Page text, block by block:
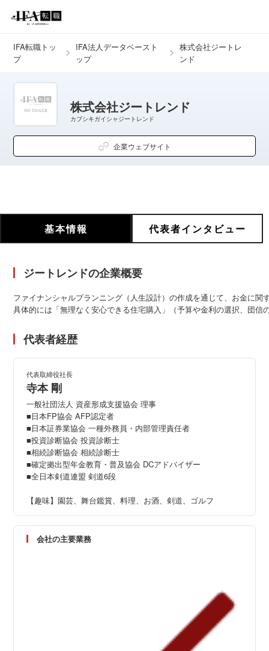
IFA転職トッ
プ
IFA法人データベースト
ップ
株式会社ジートレ
ンド
株式会社ジートレンド
カブシキガイシャジートレンド
企業ウェブサイト
基本情報 代表者インタビュー
ジートレンドの企業概要
ファイナンシャルプランニング（人生設計）の作成を通じて、お金に
具体的には「無理なく安心できる住宅購入」（予算や金利の選択、団
代表者経歴
代表取締役社長
寺本 剛
一般社団法人 資産形成支援協会 理事
■日本FP協会 AFP認定者
■日本証券業協会 一種外務員・内部管理責任者
■投資診断協会 投資診断士
■相続診断協会 相続診断士
■確定拠出型年金教育・普及協会 DCアドバイザー
■全日本剣道連盟 剣道6段
【趣味】園芸、舞台鑑賞、料理、お酒、剣道、ゴルフ
会社の主要業務